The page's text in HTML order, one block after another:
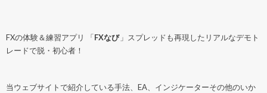
FXの体験＆練習アプリ 「FXなび 」スプレッドも再現したリアルなデモト
レードで脱・初心者！
当ウェブサイトで紹介している手法、EA、インジケーターその他のいか